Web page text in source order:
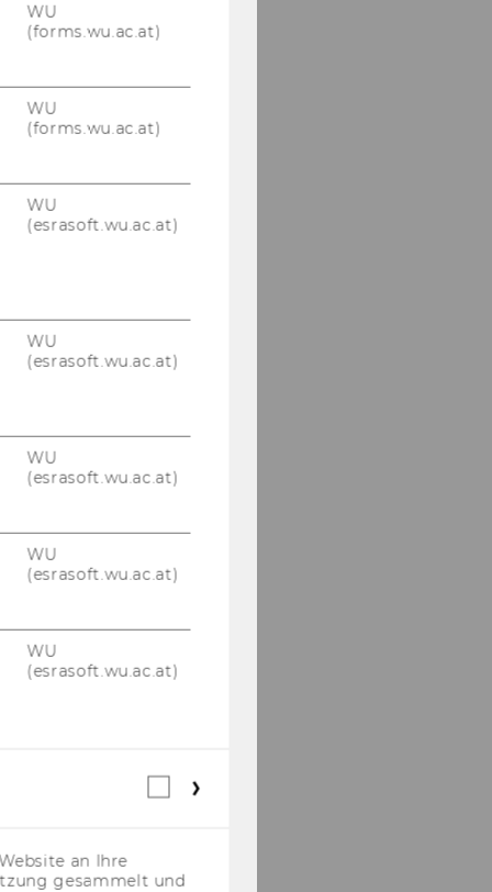
WU
(forms.wu.ac.at)
WU
(forms.wu.ac.at)
WU
(esrasoft.wu.ac.at)
WU
(esrasoft.wu.ac.at)
WU
(esrasoft.wu.ac.at)
WU
(esrasoft.wu.ac.at)
WU
(esrasoft.wu.ac.at)
Webstatistik
an Ihre
gesammelt und